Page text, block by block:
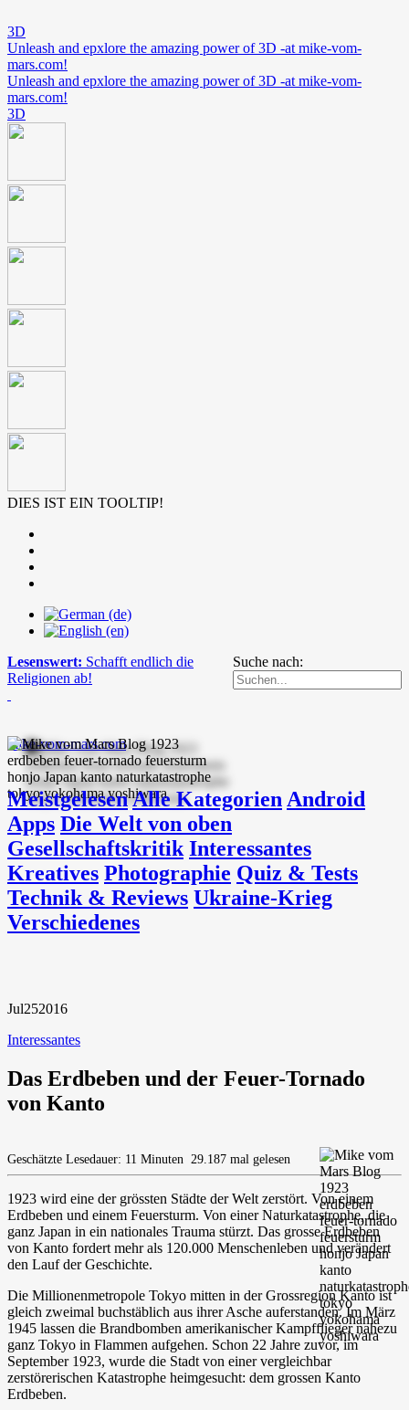
3D
Unleash and epxlore the amazing power of 3D -at mike-vom-
mars.com!
Unleash and epxlore the amazing power of 3D -at mike-vom-
mars.com!
3D
DIES IST EIN TOOLTIP!
Suche nach:
Lesenswert: Schafft endlich die
Religionen ab!
mike-vom-mars.com
MeistgelesenAlle Kategorien Android
Apps Die Welt von oben
Gesellschaftskritik Interessantes
Kreatives Photographie Quiz & Tests
Technik & Reviews Ukraine-Krieg
Verschiedenes
Jul252016
Interessantes
Das Erdbeben und der Feuer-Tornado
von Kanto
Geschätzte Lesedauer: 11 Minuten 29.187 mal gelesen
1923 wird eine der grössten Städte der Welt zerstört. Von einem
Erdbeben und einem Feuersturm. Von einer Naturkatastrophe, die
ganz Japan in ein nationales Trauma stürzt. Das grosse Erdbeben
von Kanto fordert mehr als 120.000 Menschenleben und verändert
den Lauf der Geschichte.
Die Millionenmetropole Tokyo mitten in der Grossregion Kanto ist
gleich zweimal buchstäblich aus ihrer Asche auferstanden. Im März
1945 lassen die Brandbomben amerikanischer Kampfflieger nahezu
ganz Tokyo in Flammen aufgehen. Schon 22 Jahre zuvor, im
September 1923, wurde die Stadt von einer vergleichbar
zerstörerischen Katastrophe heimgesucht: dem grossen Kanto
Erdbeben.